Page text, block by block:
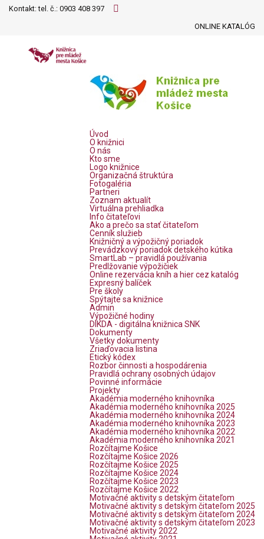
Kontakt: tel. č.: 0903 408 397
ONLINE KATALÓG
Úvod
O knižnici
O nás
Kto sme
Logo knižnice
Organizačná štruktúra
Fotogaléria
Partneri
Zoznam aktualít
Virtuálna prehliadka
Info čitateľovi
Ako a prečo sa stať čitateľom
Cenník služieb
Knižničný a výpožičný poriadok
Prevádzkový poriadok detského kútika
SmartLab – pravidlá používania
Predlžovanie výpožičiek
Online rezervácia kníh a hier cez katalóg
Expresný balíček
Pre školy
Spýtajte sa knižnice
Admin
Výpožičné hodiny
DIKDA - digitálna knižnica SNK
Dokumenty
Všetky dokumenty
Zriaďovacia listina
Etický kódex
Rozbor činnosti a hospodárenia
Pravidlá ochrany osobných údajov
Povinné informácie
Projekty
Akadémia moderného knihovníka
Akadémia moderného knihovníka 2025
Akadémia moderného knihovníka 2024
Akadémia moderného knihovníka 2023
Akadémia moderného knihovníka 2022
Akadémia moderného knihovníka 2021
Rozčítajme Košice
Rozčítajme Košice 2026
Rozčítajme Košice 2025
Rozčítajme Košice 2024
Rozčítajme Košice 2023
Rozčítajme Košice 2022
Motivačné aktivity s detským čitateľom
Motivačné aktivity s detským čitateľom 2025
Motivačné aktivity s detským čitateľom 2024
Motivačné aktivity s detským čitateľom 2023
Motivačné aktivity 2022